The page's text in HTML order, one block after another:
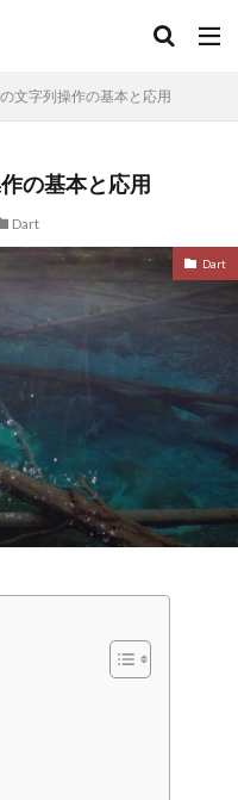
文字列操作の基本と応用
の基本と応用
Dart
Dart